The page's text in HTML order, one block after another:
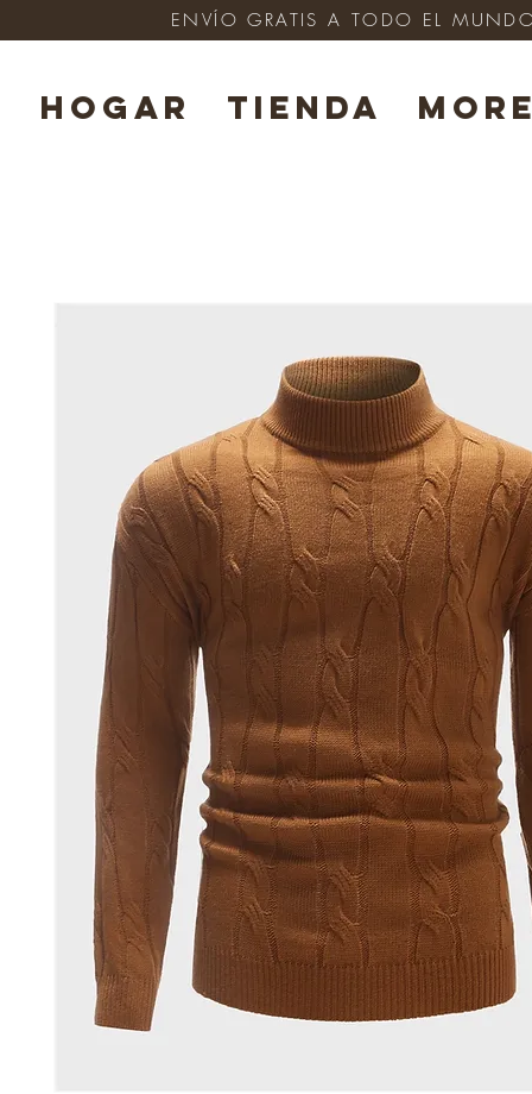
HOGAR TIENDA
ENVÍO GRATIS A TODO EL